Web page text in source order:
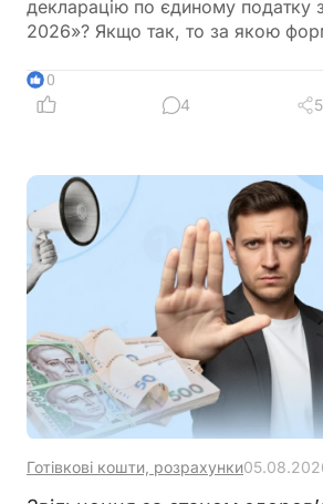
декларацію по єдиному податку
2026»? Якщо так, то за якою
10
4
5
Готівкові кошти, розрахунки